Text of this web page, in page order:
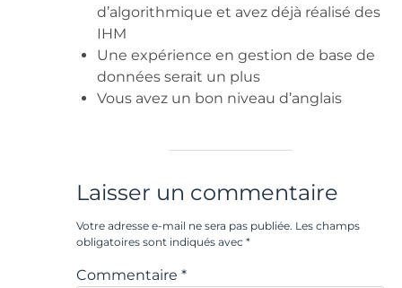
d’algorithmique et avez déjà réalisé des
IHM
Une expérience en gestion de base de
données serait un plus
Vous avez un bon niveau d’anglais
Laisser un commentaire
Votre adresse e-mail ne sera pas publiée. Les champs
obligatoires sont indiqués avec *
Commentaire *